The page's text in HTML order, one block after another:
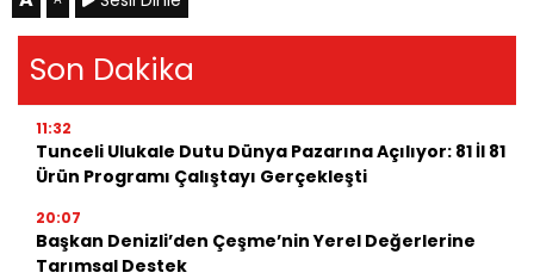
Son Dakika
11:32
Tunceli Ulukale Dutu Dünya Pazarına Açılıyor: 81 İl 81
Ürün Programı Çalıştayı Gerçekleşti
20:07
Başkan Denizli’den Çeşme’nin Yerel Değerlerine
Tarımsal Destek